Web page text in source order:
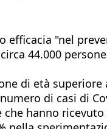
"nel
44.000
di età superiore
di casi di
hanno